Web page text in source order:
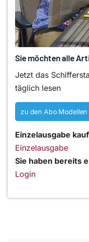
Sie möchten alle
Jetzt das
täglich lesen
zu den Abo Modellen
Einzelausgabe
Einzelausgabe
Sie haben bereits
Login